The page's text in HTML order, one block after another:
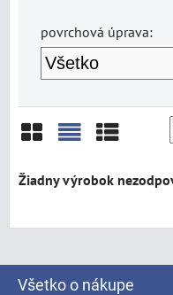
povrchová úprava:
Mriežka
Všetko o nákupe